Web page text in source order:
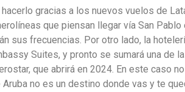
gracias a los nuevos vuelos de
que piensan llegar vía San Pablo
sus frecuencias. Por otro lado, la
Suites, y pronto se sumará una de
que abrirá en 2024. En este caso no
no es un destino donde vas y te